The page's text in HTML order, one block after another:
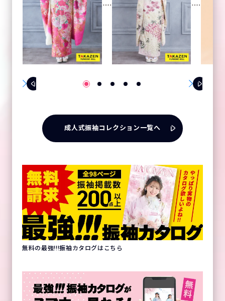
成人式振袖コレクション一覧へ
無料の最強!!!振袖カタログはこちら